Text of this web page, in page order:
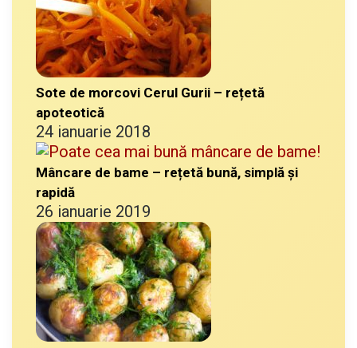
Sote de morcovi Cerul Gurii – rețetă
apoteotică
24 ianuarie 2018
Mâncare de bame – rețetă bună, simplă și
rapidă
26 ianuarie 2019